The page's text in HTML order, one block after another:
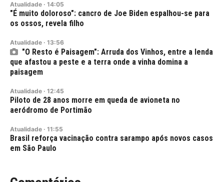
Atualidade · 14:05
"É muito doloroso": cancro de Joe Biden espalhou-se para
os ossos, revela filho
Atualidade · 13:56
"O Resto é Paisagem": Arruda dos Vinhos, entre a lenda
que afastou a peste e a terra onde a vinha domina a
paisagem
Atualidade · 12:45
Piloto de 28 anos morre em queda de avioneta no
aeródromo de Portimão
Atualidade · 11:55
Brasil reforça vacinação contra sarampo após novos casos
em São Paulo